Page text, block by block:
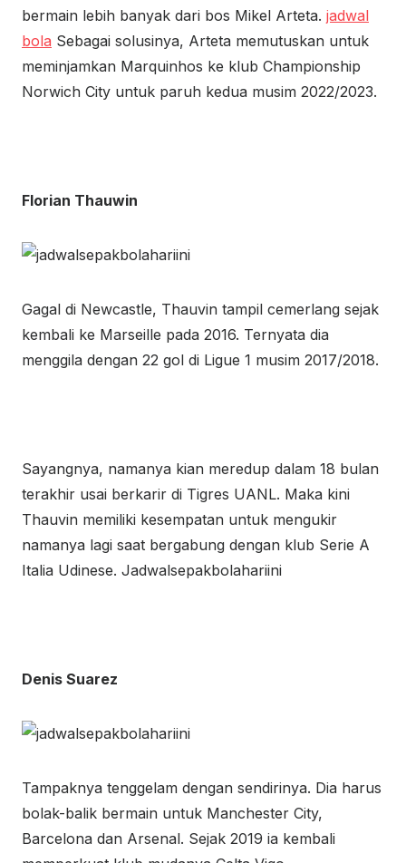
bermain lebih banyak dari bos Mikel Arteta. jadwal
bola Sebagai solusinya, Arteta memutuskan untuk
meminjamkan Marquinhos ke klub Championship
Norwich City untuk paruh kedua musim 2022/2023.
Florian Thauwin
Gagal di Newcastle, Thauvin tampil cemerlang sejak
kembali ke Marseille pada 2016. Ternyata dia
menggila dengan 22 gol di Ligue 1 musim 2017/2018.
Sayangnya, namanya kian meredup dalam 18 bulan
terakhir usai berkarir di Tigres UANL. Maka kini
Thauvin memiliki kesempatan untuk mengukir
namanya lagi saat bergabung dengan klub Serie A
Italia Udinese. Jadwalsepakbolahariini
Denis Suarez
Tampaknya tenggelam dengan sendirinya. Dia harus
bolak-balik bermain untuk Manchester City,
Barcelona dan Arsenal. Sejak 2019 ia kembali